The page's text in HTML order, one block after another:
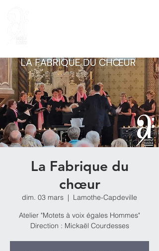
La Fabrique du
chœur
dim. 03 mars
  |
Lamothe-Capdeville
Atelier "Motets à voix égales Hommes"
Direction : Mickaël Courdesses